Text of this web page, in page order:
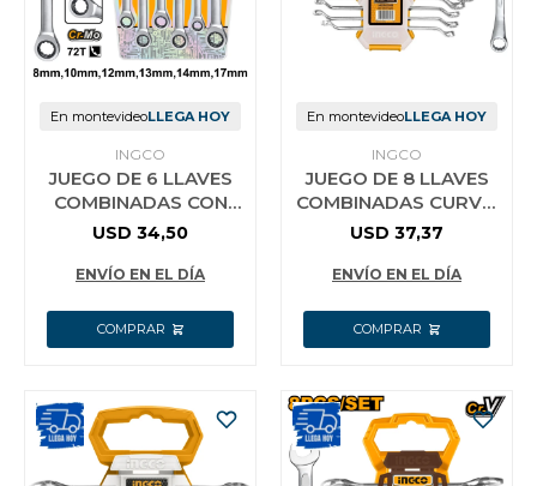
En montevideoLLEGA HOY
INGCO
JUEGO DE 6 LLAVES
COMBINADAS CON
CRIQUET INGCO
USD 34,50
ENVÍO EN EL DÍA
En montevideoLLEGA HOY
INGCO
JUEGO DE 8 LLAVES
COMBINADAS CURVO
INGCO 6-22MM
USD 37,37
ENVÍO EN EL DÍA